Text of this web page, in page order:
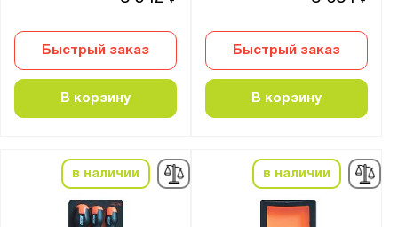
Быстрый заказ
В корзину
Быстрый заказ
В корзину
в наличии в наличии